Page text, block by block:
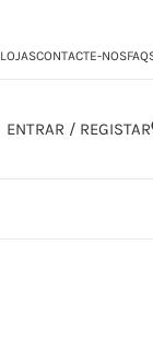
LOJASCONTACTE-NOS
ENTRAR / REGISTAR